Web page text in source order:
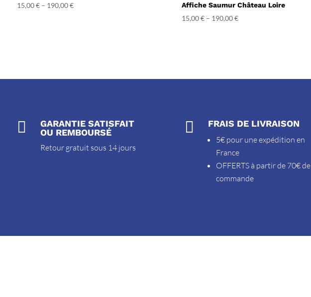
15,00€– 190,00€ Affiche Saumur Château Loire
15,00€– 190,00€

GARANTIE SATISFAIT
OU REMBOURSÉ
Retour gratuit sous 14 jours
 FRAIS DE LIVRAISON
5€ pour une expédition en
France
OFFERTS à partir de 70€ de
commande